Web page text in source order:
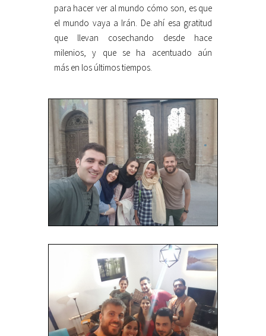
para hacer ver al mundo cómo son, es que
el mundo vaya a Irán. De ahí esa gratitud
que llevan cosechando desde hace
milenios, y que se ha acentuado aún
más en los últimos tiempos.